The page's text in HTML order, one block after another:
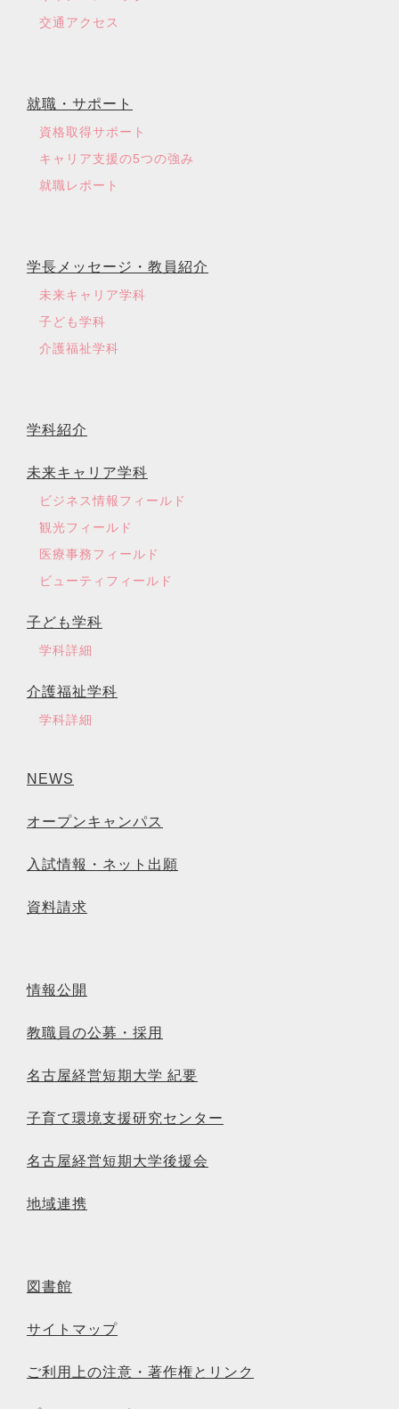
交通アクセス
就職・サポート
資格取得サポート
キャリア支援の5つの強み
就職レポート
学長メッセージ・教員紹介
未来キャリア学科
子ども学科
介護福祉学科
学科紹介
未来キャリア学科
ビジネス情報フィールド
観光フィールド
医療事務フィールド
ビューティフィールド
子ども学科
学科詳細
介護福祉学科
学科詳細
NEWS
オープンキャンパス
入試情報・ネット出願
資料請求
情報公開
教職員の公募・採用
名古屋経営短期大学 紀要
子育て環境支援研究センター
名古屋経営短期大学後援会
地域連携
図書館
サイトマップ
ご利用上の注意・著作権とリンク